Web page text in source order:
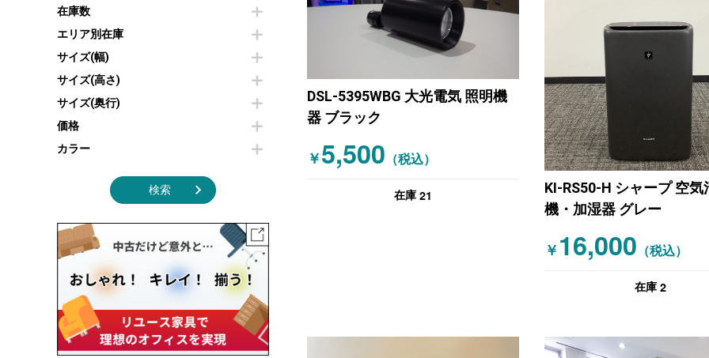
在庫数
エリア別在庫
サイズ(幅)
サイズ(高さ)
サイズ(奥行)
価格
カラー
検索
DSL-5395WBG 大光電気 照明機
器 ブラック
￥5,500 （税込）
在庫 21
KI-RS50-H シャープ 空気
機・加湿器 グレー
￥ 16,000 （税込）
在庫 2